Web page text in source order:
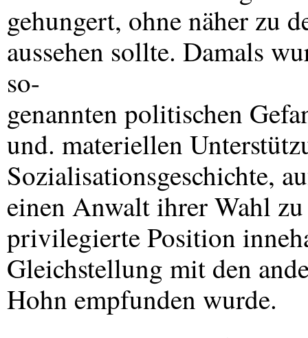
gehungert, ohne näher zu
aussehen sollte. Damals
so-
genannten politischen
und. materiellen
Sozialisationsgeschichte,
einen Anwalt ihrer Wahl
privilegierte Position
Gleichstellung mit den
Hohn empfunden wurde.